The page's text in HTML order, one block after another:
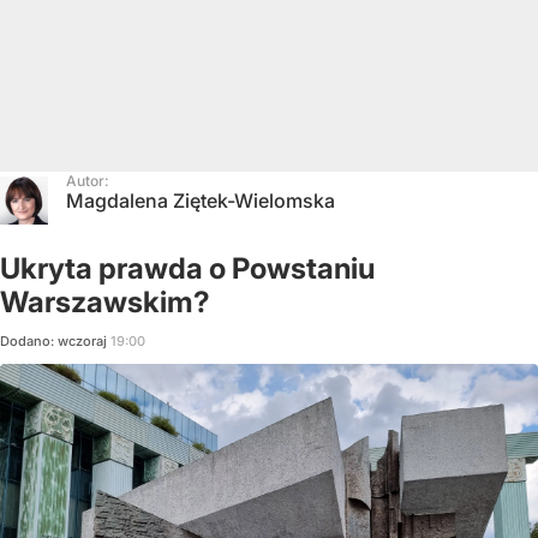
Autor:
Magdalena Ziętek-Wielomska
Ukryta prawda o Powstaniu
Warszawskim?
Dodano: wczoraj 19:00